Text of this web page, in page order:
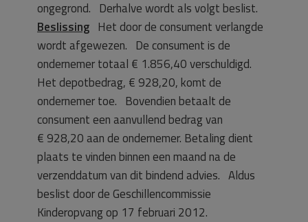
ongegrond. Derhalve wordt als volgt beslist.
Beslissing Het door de consument verlangde
wordt afgewezen. De consument is de
ondernemer totaal € 1.856,40 verschuldigd.
Het depotbedrag, € 928,20, komt de
ondernemer toe. Bovendien betaalt de
consument een aanvullend bedrag van
€ 928,20 aan de ondernemer. Betaling dient
plaats te vinden binnen een maand na de
verzenddatum van dit bindend advies. Aldus
beslist door de Geschillencommissie
Kinderopvang op 17 februari 2012.